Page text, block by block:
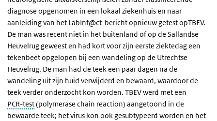
diagnose opgenomen in een lokaal ziekenhuis en naar
aanleiding van het LabInf@ct-bericht opnieuw getest opTBEV.
De man was recent niet in het buitenland of op de Sallandse
Heuvelrug geweest en had kort voor zijn eerste ziektedag een
tekenbeet opgelopen bij een wandeling op de Utrechtse
Heuvelrug. De man had de teek een paar dagen na de
wandeling uit zijn huid verwijderd en bewaard, waardoor de
teek verder onderzocht kon worden. TBEV werd met een
PCR-test(polymerase chain reaction) aangetoond in de
bewaarde teek; het virus kon ook gesubtypeerd worden en het